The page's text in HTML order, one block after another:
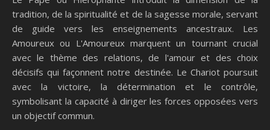
tradition, de la spiritualité et de la sagesse morale, servant
de guide vers les enseignements ancestraux. Les
Amoureux ou L'Amoureux marquent un tournant crucial
avec le thème des relations, de l'amour et des choix
décisifs qui façonnent notre destinée. Le Chariot poursuit
avec la victoire, la détermination et le contrôle,
symbolisant la capacité à diriger les forces opposées vers
un objectif commun.